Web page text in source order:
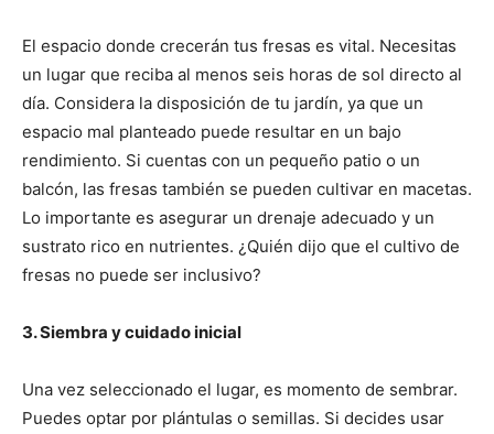
El espacio donde crecerán tus fresas es vital. Necesitas
un lugar que reciba al menos seis horas de sol directo al
día. Considera la disposición de tu jardín, ya que un
espacio mal planteado puede resultar en un bajo
rendimiento. Si cuentas con un pequeño patio o un
balcón, las fresas también se pueden cultivar en macetas.
Lo importante es asegurar un drenaje adecuado y un
sustrato rico en nutrientes. ¿Quién dijo que el cultivo de
fresas no puede ser inclusivo?
3. Siembra y cuidado inicial
Una vez seleccionado el lugar, es momento de sembrar.
Puedes optar por plántulas o semillas. Si decides usar